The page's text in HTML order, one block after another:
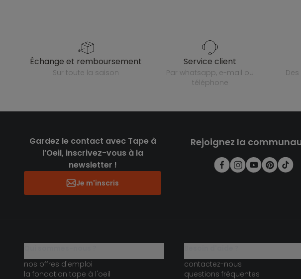
échange et remboursement
sur toute la saison
service client
par whatsapp, e-mail ou
téléphone
Gardez le contact avec Tape à
l’Oeil, inscrivez-vous à la
newsletter !
Je m'inscris
Rejoignez la
nos offres d'emploi
la fondation tape à l'oeil
contactez-nous
questions fréquentes